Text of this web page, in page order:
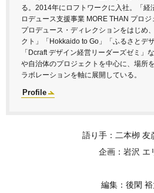
る。2014年にロフトワークに入社。「経
ロデュース支援事業 MORE THAN プロ
プロデュース・ディレクションをはじめ
クト」「Hokkaido to Go」「ふるさとデ
「Dcraft デザイン経営リーダーズゼミ」
や自治体のプロジェクトを中心に、場所
ラボレーションを軸に展開している。
Profile
語り手：二本栁 友
企画：岩沢 エ
編集：後閑